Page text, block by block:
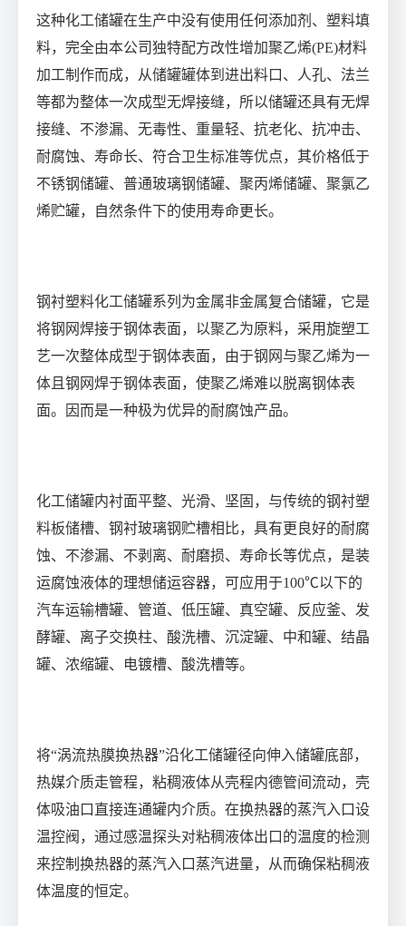
这种化工储罐在生产中没有使用任何添加剂、塑料填
料，完全由本公司独特配方改性增加聚乙烯(PE)材料
加工制作而成，从储罐罐体到进出料口、人孔、法兰
等都为整体一次成型无焊接缝，所以储罐还具有无焊
接缝、不渗漏、无毒性、重量轻、抗老化、抗冲击、
耐腐蚀、寿命长、符合卫生标准等优点，其价格低于
不锈钢储罐、普通玻璃钢储罐、聚丙烯储罐、聚氯乙
烯贮罐，自然条件下的使用寿命更长。
钢衬塑料化工储罐系列为金属非金属复合储罐，它是
将钢网焊接于钢体表面，以聚乙为原料，采用旋塑工
艺一次整体成型于钢体表面，由于钢网与聚乙烯为一
体且钢网焊于钢体表面，使聚乙烯难以脱离钢体表
面。因而是一种极为优异的耐腐蚀产品。
化工储罐内衬面平整、光滑、坚固，与传统的钢衬塑
料板储槽、钢衬玻璃钢贮槽相比，具有更良好的耐腐
蚀、不渗漏、不剥离、耐磨损、寿命长等优点，是装
运腐蚀液体的理想储运容器，可应用于100℃以下的
汽车运输槽罐、管道、低压罐、真空罐、反应釜、发
酵罐、离子交换柱、酸洗槽、沉淀罐、中和罐、结晶
罐、浓缩罐、电镀槽、酸洗槽等。
将“涡流热膜换热器”沿化工储罐径向伸入储罐底部，
热媒介质走管程，粘稠液体从壳程内德管间流动，壳
体吸油口直接连通罐内介质。在换热器的蒸汽入口设
温控阀，通过感温探头对粘稠液体出口的温度的检测
来控制换热器的蒸汽入口蒸汽进量，从而确保粘稠液
体温度的恒定。